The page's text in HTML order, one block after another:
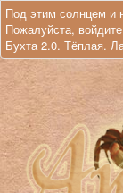
Под этим солнцем и
Пожалуйста, войдите
Бухта 2.0. Тёплая.